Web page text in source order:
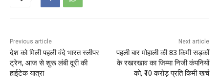
Previous article
देश को मिली पहली वंदे भारत स्लीपर
ट्रेन, आज से शुरू लंबी दूरी की
हाईटेक यात्रा
Next article
पहली बार मोहाली की 83 किमी सड़कों
के रखरखाव का जिम्मा निजी कंपनियों
को, ₹10 करोड़ प्रति किमी खर्च